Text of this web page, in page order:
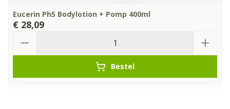
Eucerin Ph5 Bodylotion + Pomp 400ml
€ 28,09
Bestel